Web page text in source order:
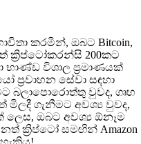
කරමින්, ඔබට Bitcoin,
ක්‍රිප්ටෝකරන්සි 200කට
භාණ්ඩ විශාල ප්‍රමාණයක්
ප්‍රවාහන සේවා සඳහා
බලාපොරොත්තු වුවද, ගෘහ
ගැනීමට අවශ්‍ය වුවද,
ඔබට අවශ්‍ය ඕනෑම
ක්‍රිප්ටෝ සමඟින් Amazon